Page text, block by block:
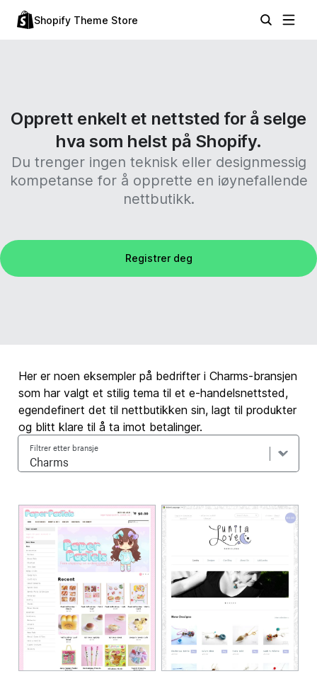
Shopify Theme Store
Opprett enkelt et nettsted for å selge
hva som helst på Shopify.
Du trenger ingen teknisk eller designmessig
kompetanse for å opprette en iøynefallende
nettbutikk.
Registrer deg
Her er noen eksempler på bedrifter i Charms-bransjen
som har valgt et stilig tema til et e-handelsnettsted,
egendefinert det til nettbutikken sin, lagt til produkter
og blitt klare til å ta imot betalinger.
Filtrer etter bransje